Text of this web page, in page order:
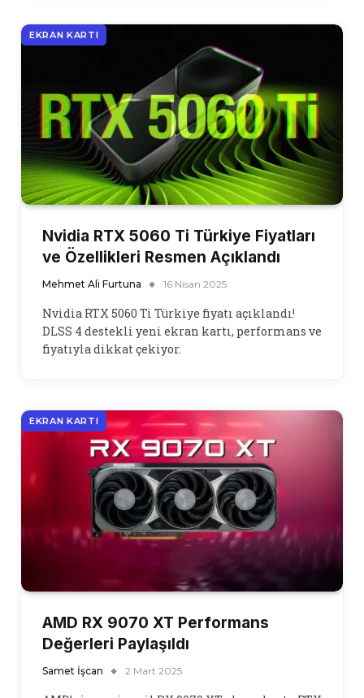
EKRAN KARTI
Nvidia RTX 5060 Ti Türkiye Fiyatları
ve Özellikleri Resmen Açıklandı
Mehmet Ali Furtuna 16 Nisan 2025
Nvidia RTX 5060 Ti Türkiye fiyatı açıklandı!
DLSS 4 destekli yeni ekran kartı, performans ve
fiyatıyla dikkat çekiyor.
EKRAN KARTI
AMD RX 9070 XT Performans
Değerleri Paylaşıldı
Samet İşcan 2 Mart 2025